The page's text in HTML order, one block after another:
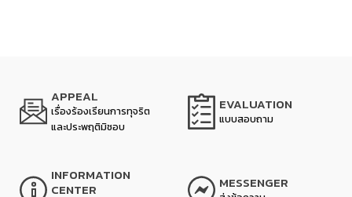
APPEAL
เรื่องร้องเรียนการทุจริต
และประพฤติมิชอบ
EVALUATION
แบบสอบถาม
INFORMATION
CENTER
MESSENGER